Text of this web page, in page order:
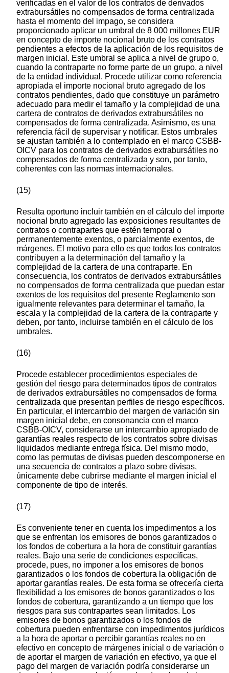
verificadas en el valor de los contratos de derivados
extrabursátiles no compensados de forma centralizada
hasta el momento del impago, se considera
proporcionado aplicar un umbral de 8 000 millones EUR
en concepto de importe nocional bruto de los contratos
pendientes a efectos de la aplicación de los requisitos de
margen inicial. Este umbral se aplica a nivel de grupo o,
cuando la contraparte no forme parte de un grupo, a nivel
de la entidad individual. Procede utilizar como referencia
apropiada el importe nocional bruto agregado de los
contratos pendientes, dado que constituye un parámetro
adecuado para medir el tamaño y la complejidad de una
cartera de contratos de derivados extrabursátiles no
compensados de forma centralizada. Asimismo, es una
referencia fácil de supervisar y notificar. Estos umbrales
se ajustan también a lo contemplado en el marco CSBB-
OICV para los contratos de derivados extrabursátiles no
compensados de forma centralizada y son, por tanto,
coherentes con las normas internacionales.
(15)
Resulta oportuno incluir también en el cálculo del importe
nocional bruto agregado las exposiciones resultantes de
contratos o contrapartes que estén temporal o
permanentemente exentos, o parcialmente exentos, de
márgenes. El motivo para ello es que todos los contratos
contribuyen a la determinación del tamaño y la
complejidad de la cartera de una contraparte. En
consecuencia, los contratos de derivados extrabursátiles
no compensados de forma centralizada que puedan estar
exentos de los requisitos del presente Reglamento son
igualmente relevantes para determinar el tamaño, la
escala y la complejidad de la cartera de la contraparte y
deben, por tanto, incluirse también en el cálculo de los
umbrales.
(16)
Procede establecer procedimientos especiales de
gestión del riesgo para determinados tipos de contratos
de derivados extrabursátiles no compensados de forma
centralizada que presentan perfiles de riesgo específicos.
En particular, el intercambio del margen de variación sin
margen inicial debe, en consonancia con el marco
CSBB-OICV, considerarse un intercambio apropiado de
garantías reales respecto de los contratos sobre divisas
liquidados mediante entrega física. Del mismo modo,
como las permutas de divisas pueden descomponerse en
una secuencia de contratos a plazo sobre divisas,
únicamente debe cubrirse mediante el margen inicial el
componente de tipo de interés.
(17)
Es conveniente tener en cuenta los impedimentos a los
que se enfrentan los emisores de bonos garantizados o
los fondos de cobertura a la hora de constituir garantías
reales. Bajo una serie de condiciones específicas,
procede, pues, no imponer a los emisores de bonos
garantizados o los fondos de cobertura la obligación de
aportar garantías reales. De esta forma se ofrecería cierta
flexibilidad a los emisores de bonos garantizados o los
fondos de cobertura, garantizando a un tiempo que los
riesgos para sus contrapartes sean limitados. Los
emisores de bonos garantizados o los fondos de
cobertura pueden enfrentarse con impedimentos jurídicos
a la hora de aportar o percibir garantías reales no en
efectivo en concepto de márgenes inicial o de variación o
de aportar el margen de variación en efectivo, ya que el
pago del margen de variación podría considerarse un